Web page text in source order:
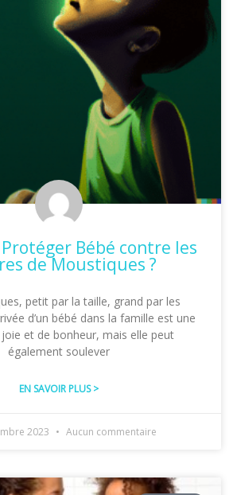
Bébé contre les
de Moustiques ?
petit par la taille, grand par les
d’un bébé dans la famille est une
et de bonheur, mais elle peut
également soulever
EN SAVOIR PLUS >
2023 Aucun commentaire